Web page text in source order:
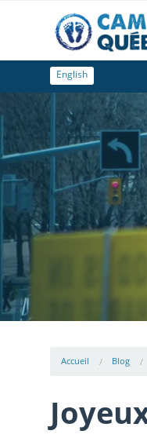
English
Accueil Blog